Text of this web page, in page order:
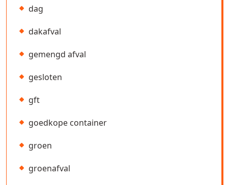
dag
dakafval
gemengd afval
gesloten
gft
goedkope container
groen
groenafval